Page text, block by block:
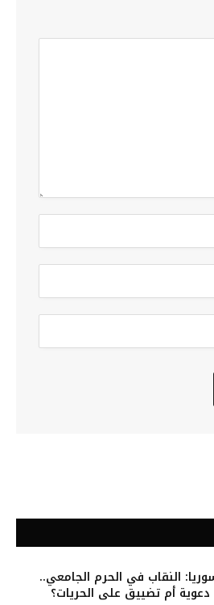
النقاب في الحرم الجامعي..
أم تضييق على الحريات؟